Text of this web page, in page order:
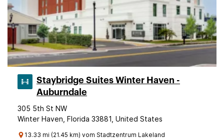
Staybridge Suites Winter Haven -
Auburndale
305 5th St NW
Winter Haven, Florida 33881, United States
13.33 mi (21.45 km) vom Stadtzentrum Lakeland